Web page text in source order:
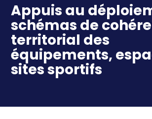
Appuis au
schémas de
territorial des
équipements,
sites sportifs